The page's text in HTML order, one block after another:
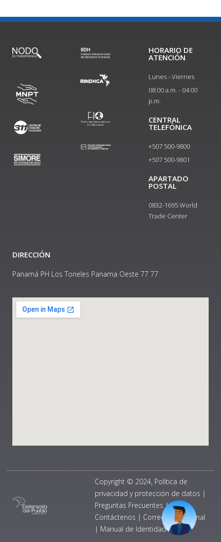
HORARIO DE
ATENCIÓN
Lunes - Viernes
08:00 a.m. - 04:00
p.m.
CENTRAL
TELEFÓNICA
+507 500-9800
+507 500-9801​
APARTADO
POSTAL
0832-1695 World
Trade Center
DIRECCIÓN
Panamá PH Los Toneles Panama Oeste 77 77
Copyright © 2024, Política de
privacidad y protección de datos |
Preguntas Frecuentes |
Contáctenos | Correo Institucional
| Manual de Identidad Visual